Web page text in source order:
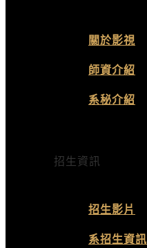
關於影視
師資介紹
系秘介紹
招生資訊
招生影片
系招生資訊